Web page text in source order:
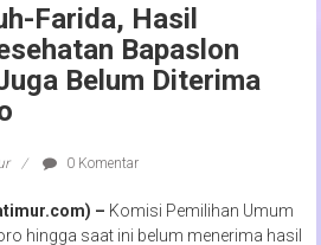
Farida, Hasil
Bapaslon
Belum Diterima
0 Komentar
– Komisi Pemilihan Umum
hingga saat ini belum menerima hasil